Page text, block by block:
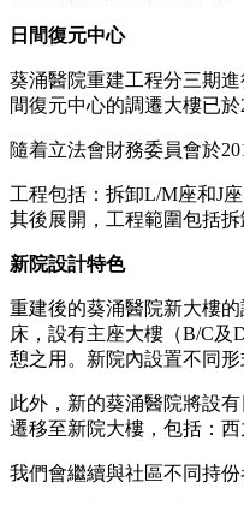
日間復元中心
葵涌醫院重建工程分三期
間復元中心的調遷大樓已於
隨着立法會財務委員會於
工程包括：拆卸L/M座和J
其後展開，工程範圍包括
新院設計特色
重建後的葵涌醫院新大樓
床，設有主座大樓（B/C及
憩之用。新院內設置不同
此外，新的葵涌醫院將設
遷移至新院大樓，包括：
我們會繼續與社區不同持